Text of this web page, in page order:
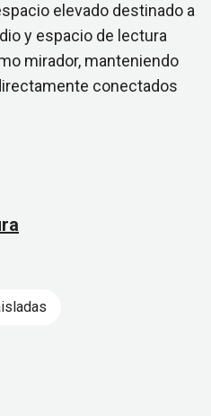
elevado destinado a
y espacio de lectura
mirador, manteniendo
conectados